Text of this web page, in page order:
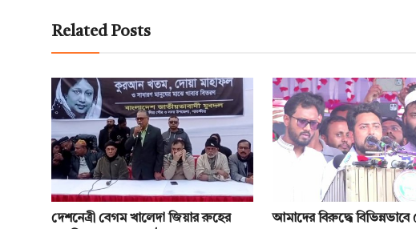
Related Posts
দেশনেত্রী বেগম খালেদা জিয়ার রুহের
আমাদের বিরুদ্ধে বিভিন্নভাবে